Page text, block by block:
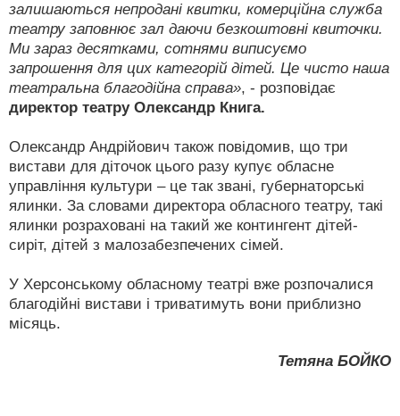
залишаються непродані квитки, комерційна служба
театру заповнює зал даючи безкоштовні квиточки.
Ми зараз десятками, сотнями виписуємо
запрошення для цих категорій дітей. Це чисто наша
театральна благодійна справа», - розповідає
директор театру Олександр Книга.
Олександр Андрійович також повідомив, що три
вистави для діточок цього разу купує обласне
управління культури – це так звані, губернаторські
ялинки. За словами директора обласного театру, такі
ялинки розраховані на такий же контингент дітей-
сиріт, дітей з малозабезпечених сімей.
У Херсонському обласному театрі вже розпочалися
благодійні вистави і триватимуть вони приблизно
місяць.
Тетяна БОЙКО